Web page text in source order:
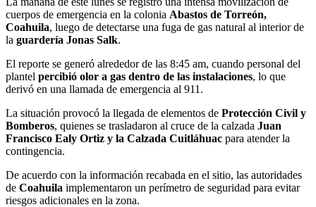
cuerpos de emergencia en la colonia Abastos de Torreón,
Coahuila, luego de detectarse una fuga de gas natural al interior de
la guardería Jonas Salk.
El reporte se generó alrededor de las 8:45 am, cuando personal del
plantel percibió olor a gas dentro de las instalaciones, lo que
derivó en una llamada de emergencia al 911.
La situación provocó la llegada de elementos de Protección Civil y
Bomberos, quienes se trasladaron al cruce de la calzada Juan
Francisco Ealy Ortiz y la Calzada Cuitláhuac para atender la
contingencia.
De acuerdo con la información recabada en el sitio, las autoridades
de Coahuila implementaron un perímetro de seguridad para evitar
riesgos adicionales en la zona.